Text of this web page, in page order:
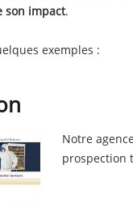
son impact.
exemples :
Notre
prospection